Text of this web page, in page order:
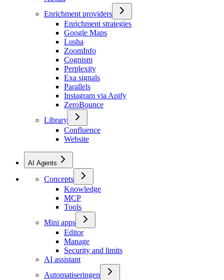
Enrichment providers
Enrichment strategies
Google Maps
Lusha
ZoomInfo
Cognism
Perplexity
Exa signals
Parallels
Instagram via Apify
ZeroBounce
Library
Confluence
Website
AI Agents
Concepts
Knowledge
MCP
Tools
Mini apps
Editor
Manage
Security and limits
AI assistant
Automatiseringen